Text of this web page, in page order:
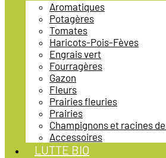
Aromatiques
Potagères
Tomates
Haricots-Pois-Fèves
Engrais vert
Fourragères
Gazon
Fleurs
Prairies fleuries
Prairies
Champignons et racines
Accessoires
LUTTE BIO